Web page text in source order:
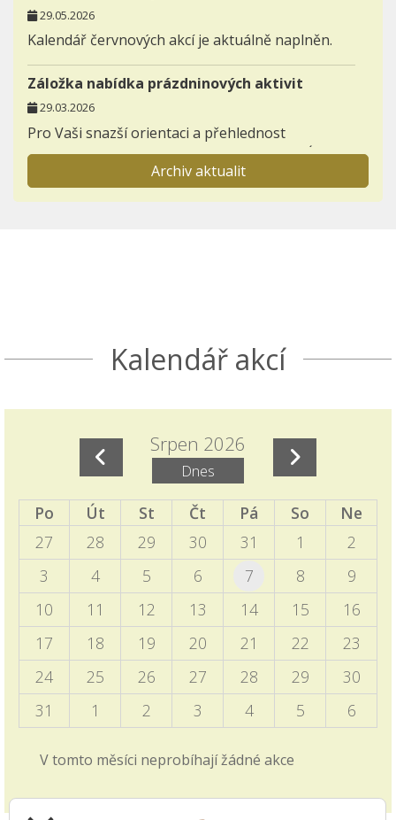
29.05.2026
Kalendář červnových akcí je aktuálně naplněn.
Záložka nabídka prázdninových aktivit
29.03.2026
Pro Vaši snazší orientaci a přehlednost
zakládáme novou záložku AKTIVITY - NABÍDKA
PRÁZDNINOVÝCH AKTIVIT.
Seznamte se s akcemi den otevřených dveří a
Škola nanečisto.
Termíny akcí aktuálně doplněných do ročního
Naleznete v ročním plánu školy a samostatném
příspěvku v blogu školy.
EVVO a ICT plány školy
06.10.2025
Zveřejněny na úřední desce
Programový týden v Sasku
04.10.2025
Informace pro vyjíždějící děti zveřejněny v blogu
školy i v záložce 2. stupně - Programový týden v
Sasku.
Zkrácené vyučování - volby
28.09.2025
Archiv aktualit
Kalendář akcí
Srpen 2026
Dnes
Po Út St Čt Pá So
Ne
27
28 29 30 31 1
2
3
4 5 6 7 8
9
10
11 12 13 14 15
16
17
18 19 20 21 22
23
24
25 26 27 28 29
30
31
1 2 3 4 5 6
V tomto měsíci neprobíhají žádné akce